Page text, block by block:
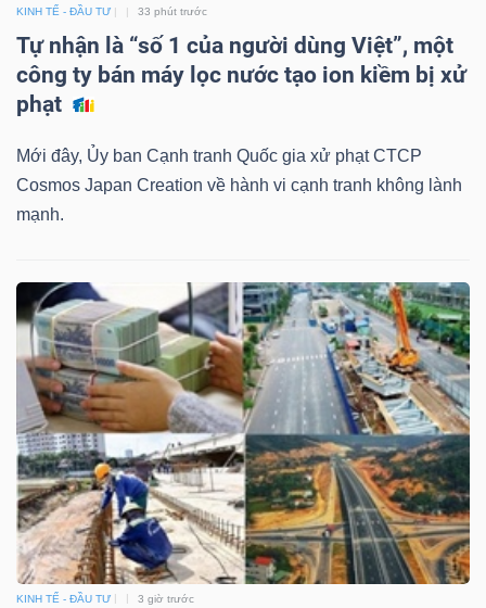
KINH TẾ - ĐẦU TƯ 33 phút trước
Tự nhận là “số 1 của người dùng Việt”, một
công ty bán máy lọc nước tạo ion kiềm bị xử
phạt
Mới đây, Ủy ban Cạnh tranh Quốc gia xử phạt CTCP
Cosmos Japan Creation về hành vi cạnh tranh không lành
mạnh.
KINH TẾ - ĐẦU TƯ 3 giờ trước
Bài
viết
của
giả
(-)
cáo
phân
tích
(-)
Thuật
ngữ
(-)
Dịch